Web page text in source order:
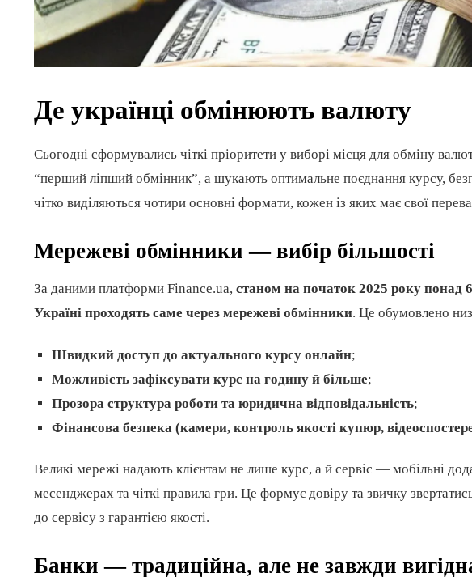
Де українці обмінюють валюту
Сьогодні сформувались чіткі пріоритети у виборі місця для обміну
“перший ліпший обмінник”, а шукають оптимальне поєднання курсу,
чітко виділяються чотири основні формати, кожен із яких має свої
Мережеві обмінники — вибір більшості
За даними платформи Finance.ua, станом на початок 2025 року понад
Україні проходять саме через мережеві обмінники. Це обумовлено
Швидкий доступ до актуального курсу онлайн;
Можливість зафіксувати курс на годину й більше;
Прозора структура роботи та юридична відповідальність;
Фінансова безпека (камери, контроль якості купюр,
Великі мережі надають клієнтам не лише курс, а й сервіс — мобільні
месенджерах та чіткі правила гри. Це формує довіру та звичку
до сервісу з гарантією якості.
Банки — традиційна, але не завжди